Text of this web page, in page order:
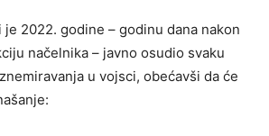
2022. godine – godinu dana nakon
načelnika – javno osudio svaku
u vojsci, obećavši da će